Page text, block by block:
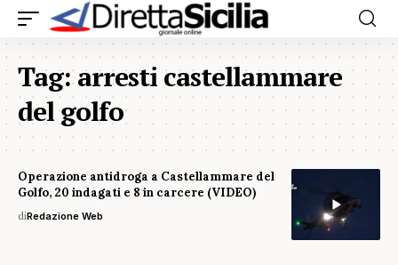
Tag:arresti castellammare
del golfo
Operazione antidroga a Castellammare del
Golfo, 20 indagati e 8 in carcere (VIDEO)
diRedazione Web